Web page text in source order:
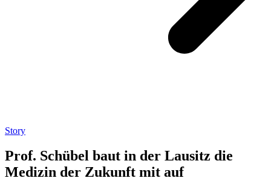
Story
Prof. Schübel baut in der Lausitz die
Medizin der Zukunft mit auf